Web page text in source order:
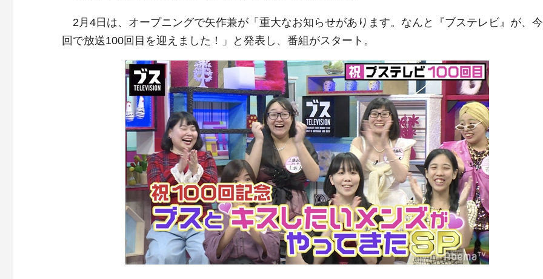
2月4日は、オープニングで矢作兼が「重大なお知らせがあります。なんと『ブステレビ』が、今
回で放送100回目を迎えました！」と発表し、番組がスタート。